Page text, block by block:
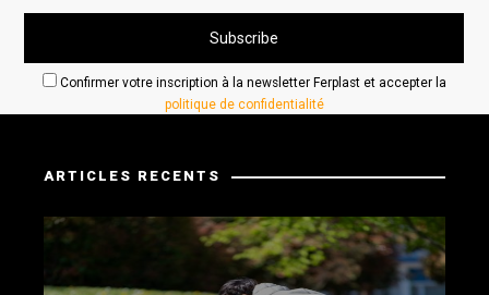
Confirmer votre inscription à la newsletter Ferplast et accepter la
politique de confidentialité
ARTICLES RECENTS